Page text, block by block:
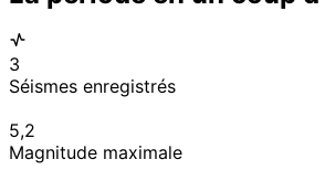
3
Séismes enregistrés
5,2
Magnitude maximale